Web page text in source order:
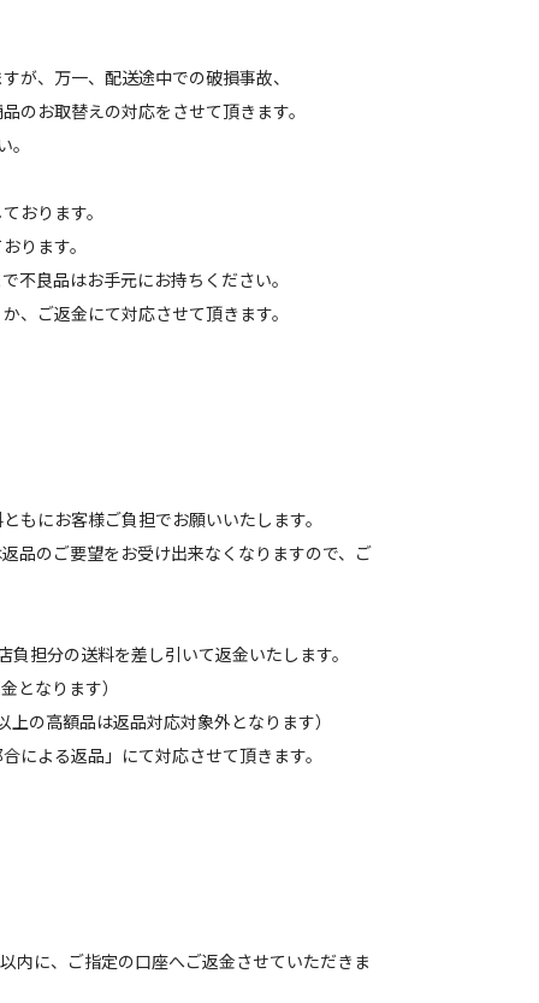
が、万一、配送途中での破損事故、
のお取替えの対応をさせて頂きます。
おります。
ります。
不良品はお手元にお持ちください。
、ご返金にて対応させて頂きます。
もにお客様ご負担でお願いいたします。
品のご要望をお受け出来なくなりますので、ご
担分の送料を差し引いて返金いたします。
となります）
の高額品は返品対応対象外となります）
よる返品」にて対応させて頂きます。
内に、ご指定の口座へご返金させていただきま